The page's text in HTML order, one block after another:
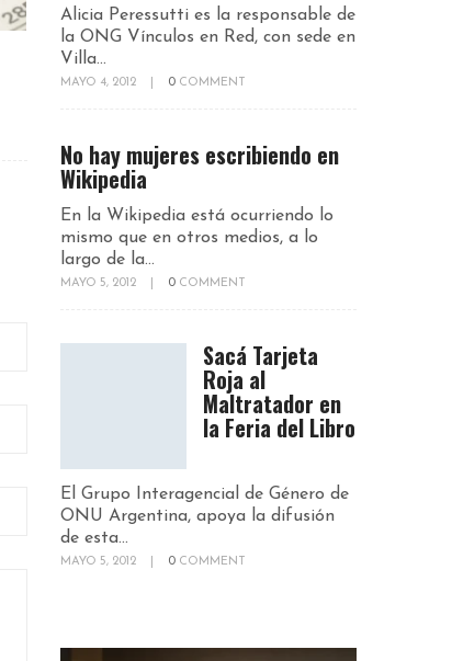
Alicia Peressutti es la responsable de
la ONG Vínculos en Red, con sede en
Villa...
MAYO 4, 2012 0 COMMENT
No hay mujeres escribiendo en
Wikipedia
En la Wikipedia está ocurriendo lo
mismo que en otros medios, a lo
largo de la...
MAYO 5, 2012 0 COMMENT
Sacá Tarjeta
Roja al
Maltratador en
la Feria del Libro
El Grupo Interagencial de Género de
ONU Argentina, apoya la difusión
de esta...
MAYO 5, 2012 0 COMMENT